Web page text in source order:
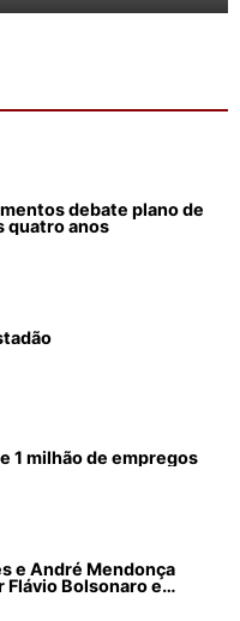
debate plano de
quatro anos
1 milhão de empregos
e André Mendonça
Flávio Bolsonaro e